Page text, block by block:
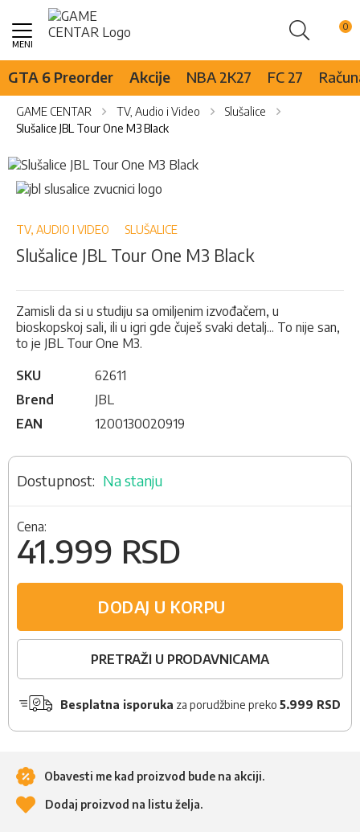
Pretraži
Skip
Content
GTA 6 Preorder Akcije NBA 2K27 FC 27
GAME CENTAR TV, Audio i Video
Slušalice
Slušalice JBL Tour One M3 Black
Skip
to
the
of
images
Skip
to
beginning
the
gallery
TV, AUDIO I VIDEO SLUŠALICE
Slušalice JBL Tour One M3 Black
Zamisli da si u studiju sa omiljenim izvođačem, u
bioskopskoj sali, ili u igri gde čuješ svaki detalj... To nije san,
to je JBL Tour One M3.
SKU
62611
Brend
JBL
EAN
1200130020919
Na stanju
Cena:
41.999 RSD
DODAJ U KORPU
PRETRAŽI U PRODAVNICAMA
Besplatna isporuka za porudžbine preko 5.999 RSD
Obavesti me kad proizvod bude na akciji.
Dodaj proizvod na listu želja.